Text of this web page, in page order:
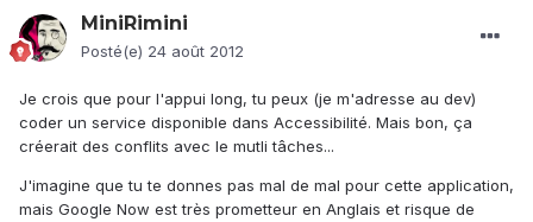
MiniRimini
Posté(e) 24 août 2012
Je crois que pour l'appui long, tu peux (je m'adresse au dev)
coder un service disponible dans Accessibilité. Mais bon, ça
créerait des conflits avec le mutli tâches...
J'imagine que tu te donnes pas mal de mal pour cette application,
mais Google Now est très prometteur en Anglais et risque de